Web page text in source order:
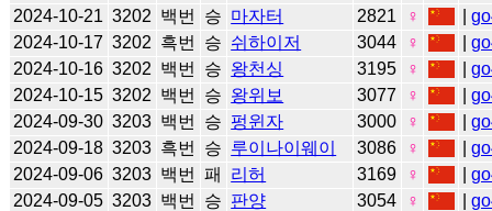
2024-10-21 3202 백번 승 마자터 2821 ♀ |
2024-10-17 3202 흑번 승 쉬하이저 3044 ♀ |
2024-10-16 3202 백번 승 왕천싱 3195 ♀ |
2024-10-15 3202 백번 승 왕위보 3077 ♀ |
2024-09-30 3203 백번 승 펑윈자 3000 ♀ |
2024-09-18 3203 흑번 승 루이나이웨이 3086 ♀ |
2024-09-06 3203 백번 패 리허 3169 ♀ |
2024-09-05 3203 백번 승 판양 3054 ♀ |